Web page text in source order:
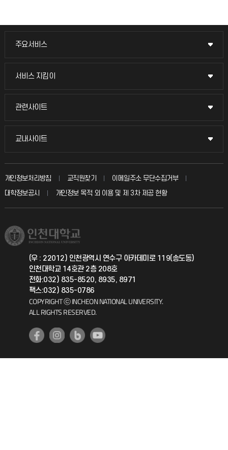
주요서비스
주요서비스
교무회의방송
입학안내
취업정보(학생)
서비스 지킴이
서비스 지킴이
묻고 답하기
칭찬마당
학생서비스 지킴이
관련사이트
관련사이트
국방헬프콜
총동문회
교내사이트
교내사이트
교수회
교육혁신본부
국제지원과
공자아카데미
기초교육원
개인정보처리방침 교직원찾기
이메일주소 무단수집거부
대학정보공시
개인정보 목적 외 이용 및 제 3차 제공 현황
(우 : 22012) 인천광역시 연수구 아카데미로 119(송도동)
인천대학교 14호관 2층 208호
전화:032) 835-8520, 8935, 8971
팩스:032) 835-0786
COPYRIGHT ⓒ INCHEON NATIONAL UNIVERSITY.
ALL RIGHTS RESERVED.